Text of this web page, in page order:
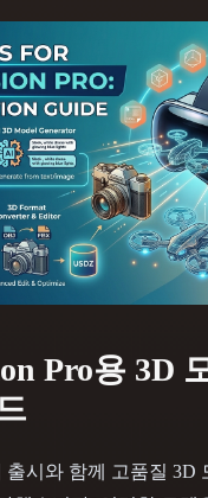
Isometric Low Poly
Modern Organic
Realistic Retro
Pro용 3D
출시와 함께 고품질 3D